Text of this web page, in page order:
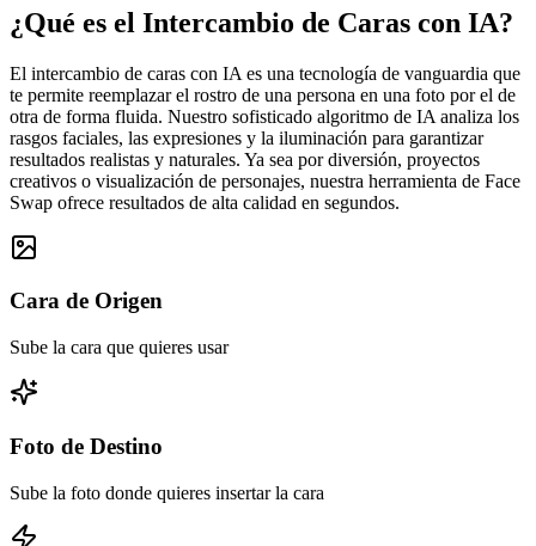
¿Qué es el Intercambio de Caras con IA?
El intercambio de caras con IA es una tecnología de vanguardia que
te permite reemplazar el rostro de una persona en una foto por el de
otra de forma fluida. Nuestro sofisticado algoritmo de IA analiza los
rasgos faciales, las expresiones y la iluminación para garantizar
resultados realistas y naturales. Ya sea por diversión, proyectos
creativos o visualización de personajes, nuestra herramienta de Face
Swap ofrece resultados de alta calidad en segundos.
Cara de Origen
Sube la cara que quieres usar
Foto de Destino
Sube la foto donde quieres insertar la cara